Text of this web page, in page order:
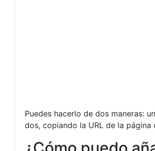
Puedes hacerlo de dos maneras:
dos, copiando la URL de la